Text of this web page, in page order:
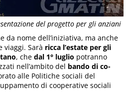
del progetto per gli anziani
da nome dell’iniziativa, ma anche
viaggi. Sarà ricca l’estate per gli
, chedal 1° luglio potranno
nell’ambito del bando di co-
alle Politiche sociali del
di cooperative sociali